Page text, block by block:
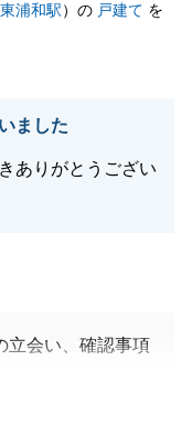
る明るいものと
東浦和駅）の 戸建て を
ました
ありがとうござい
立会い、確認事項